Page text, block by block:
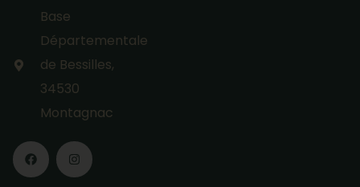
Base
Départementale
de Bessilles,
34530
Montagnac